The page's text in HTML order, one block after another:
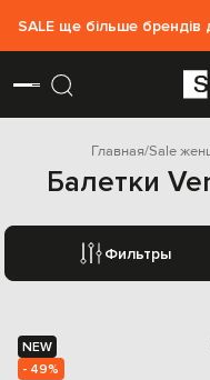
SALE ще більше брендів
Главная Sale
Балетки
Фильтры
NEW
- 49%